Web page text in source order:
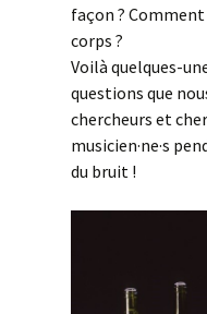
Nous soutenirfaçon ? Comment
corps ?
Voilà quelques-
questions que
chercheurs et
musicien·ne·s
du bruit !